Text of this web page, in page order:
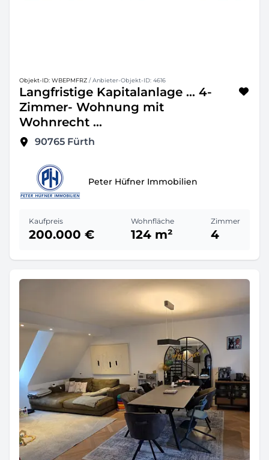
Objekt-ID: WBEPMFRZ / Anbieter-Objekt-ID: 4616
Langfristige Kapitalanlage ... 4-
Zimmer- Wohnung mit
Wohnrecht ...
90765 Fürth
Peter Hüfner Immobilien
Kaufpreis
200.000 €
Wohnfläche
124 m²
Zimmer
4